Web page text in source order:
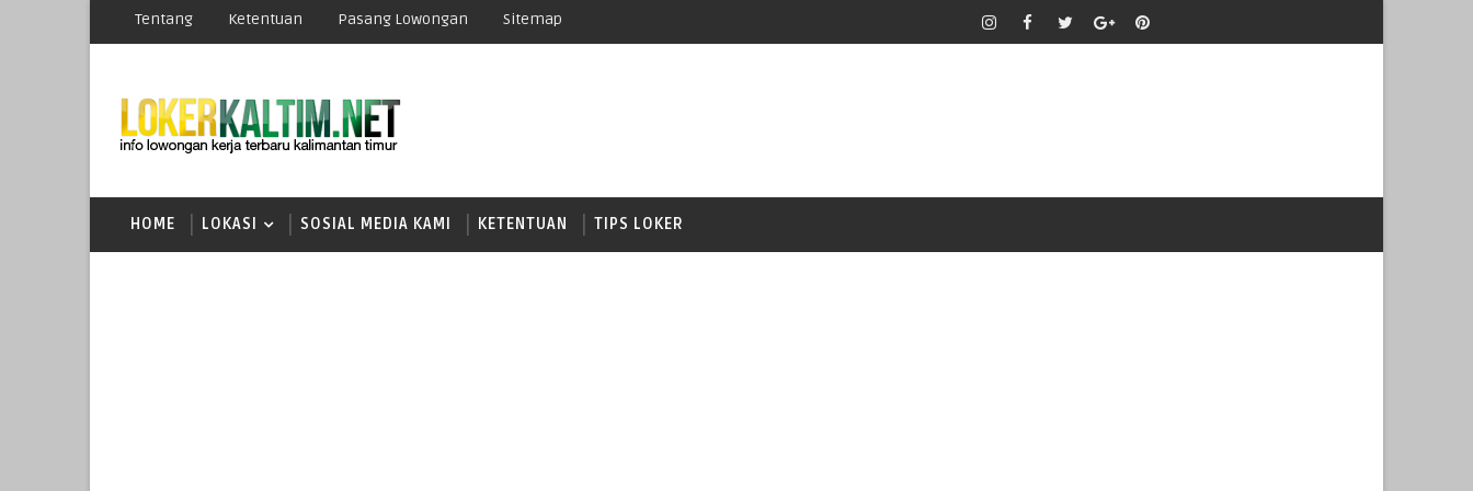
Tentang Ketentuan Pasang Lowongan Sitemap
HOME LOKASI SOSIAL MEDIA KAMI KETENTUAN TIPS LOKER